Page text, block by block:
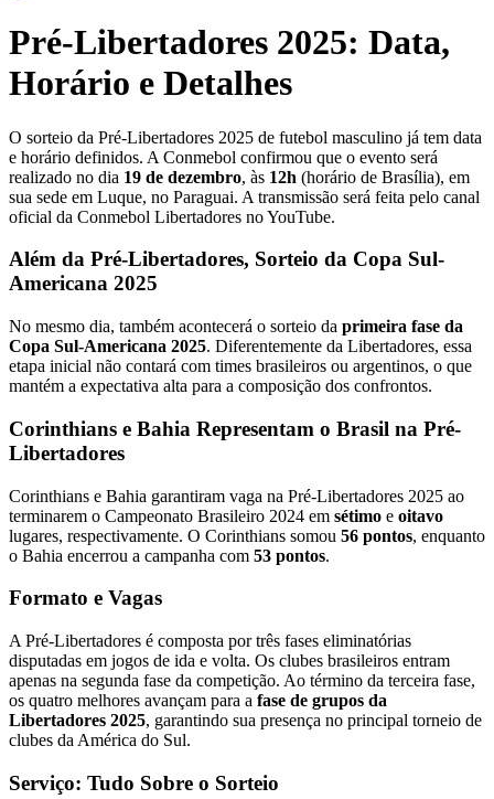
Pré-Libertadores 2025: Data,
Horário e Detalhes
O sorteio da Pré-Libertadores 2025 de futebol masculino já tem data
e horário definidos. A Conmebol confirmou que o evento será
realizado no dia 19 de dezembro, às 12h (horário de Brasília), em
sua sede em Luque, no Paraguai. A transmissão será feita pelo canal
oficial da Conmebol Libertadores no YouTube.
Além da Pré-Libertadores, Sorteio da Copa Sul-
Americana 2025
No mesmo dia, também acontecerá o sorteio da primeira fase da
Copa Sul-Americana 2025. Diferentemente da Libertadores, essa
etapa inicial não contará com times brasileiros ou argentinos, o que
mantém a expectativa alta para a composição dos confrontos.
Corinthians e Bahia Representam o Brasil na Pré-
Libertadores
Corinthians e Bahia garantiram vaga na Pré-Libertadores 2025 ao
terminarem o Campeonato Brasileiro 2024 em sétimo e oitavo
lugares, respectivamente. O Corinthians somou 56 pontos, enquanto
o Bahia encerrou a campanha com 53 pontos.
Formato e Vagas
A Pré-Libertadores é composta por três fases eliminatórias
disputadas em jogos de ida e volta. Os clubes brasileiros entram
apenas na segunda fase da competição. Ao término da terceira fase,
os quatro melhores avançam para a fase de grupos da
Libertadores 2025, garantindo sua presença no principal torneio de
clubes da América do Sul.
Serviço: Tudo Sobre o Sorteio